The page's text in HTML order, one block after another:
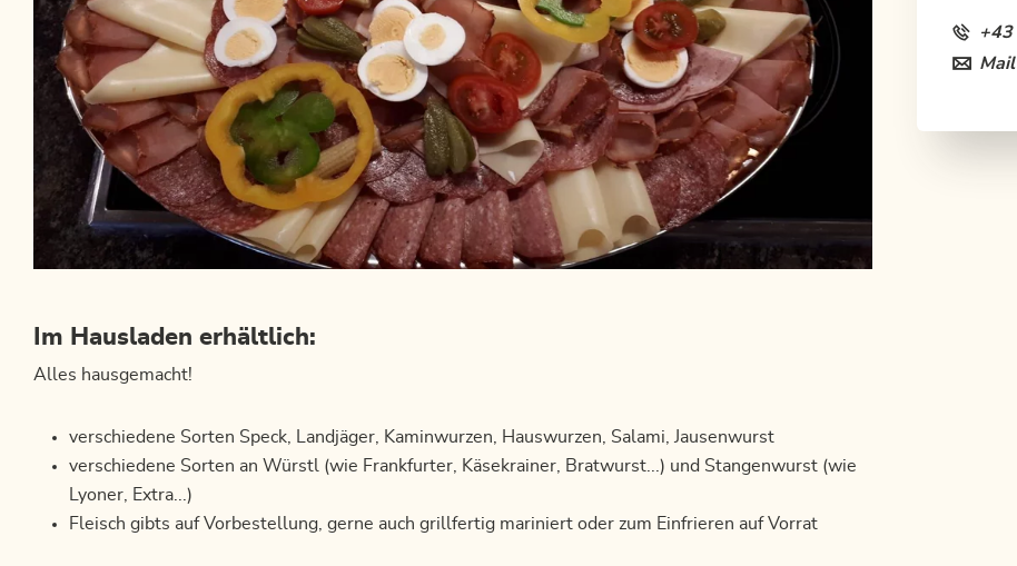
Im Hausladen erhältlich:
Alles hausgemacht!
verschiedene Sorten Speck, Landjäger, Kaminwurzen, Hauswurzen, Salami, Jausenwurst
verschiedene Sorten an Würstl (wie Frankfurter, Käsekrainer, Bratwurst...) und Stangenwurst (wie
Lyoner, Extra...)
Fleisch gibts auf Vorbestellung, gerne auch grillfertig mariniert oder zum Einfrieren auf Vorrat
Mail